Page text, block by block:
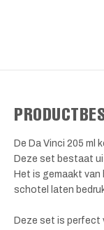
De Da Vinci 205 ml
Deze set bestaat
Het is gemaakt van
schotel laten
Deze set is perfect